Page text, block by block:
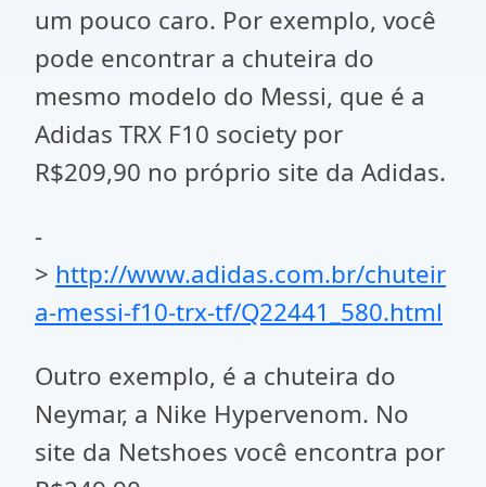
um pouco caro. Por exemplo, você
pode encontrar a chuteira do
mesmo modelo do Messi, que é a
Adidas TRX F10 society por
R$209,90 no próprio site da Adidas.
-
> http://www.adidas.com.br/chuteir
a-messi-f10-trx-tf/Q22441_580.html
Outro exemplo, é a chuteira do
Neymar, a Nike Hypervenom. No
site da Netshoes você encontra por